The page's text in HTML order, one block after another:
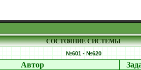
СОСТОЯНИЕ СИСТЕМЫ
№601 - №620
Автор